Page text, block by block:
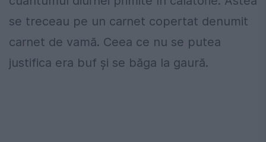
se treceau pe un carnet copertat denumit
carnet de vamă. Ceea ce nu se putea
justifica era buf și se băga la gaură.